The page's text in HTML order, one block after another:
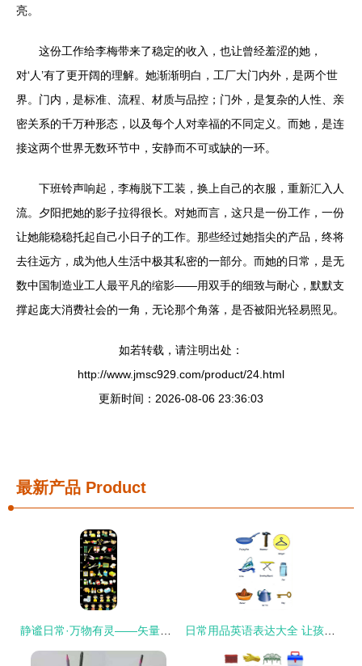
亮。
这份工作给李梅带来了稳定的收入，也让曾经羞涩的她，
对‘人’有了更开阔的理解。她渐渐明白，工厂大门内外，是两个世
界。门内，是标准、流程、材质与品控；门外，是复杂的人性、亲
密关系的千万种形态，以及每个人对幸福的不同定义。而她，是连
接这两个世界无数环节中，安静而不可或缺的一环。
下班铃声响起，李梅脱下工装，换上自己的衣服，重新汇入人
流。夕阳把她的影子拉得很长。对她而言，这只是一份工作，一份
让她能稳稳托起自己小日子的工作。那些经过她指尖的产品，终将
去往远方，成为他人生活中极其私密的一部分。而她的日常，是无
数中国制造业工人最平凡的缩影——用双手的细致与耐心，默默支
撑起庞大消费社会的一角，无论那个角落，是否被阳光轻易照见。
如若转载，请注明出处：
http://www.jmsc929.com/product/24.html
更新时间：2026-08-06 23:36:03
最新产品 Product